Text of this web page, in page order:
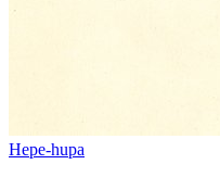
Hepe-hupa